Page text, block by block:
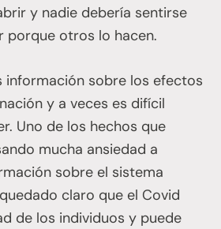
y nadie debería sentirse
porque otros lo hacen.
información sobre los efectos
y a veces es difícil
Uno de los hechos que
mucha ansiedad a
sobre el sistema
claro que el Covid
de los individuos y puede